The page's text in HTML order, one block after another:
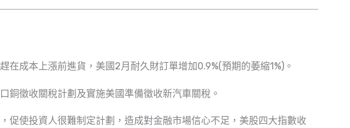
在成本上漲前進貨，美國2月耐久財訂單增加0.9%(預期的萎縮1%)。
銅徵收關稅計劃及實施美國準備徵收新汽車關稅。
促使投資人很難制定計劃，造成對金融市場信心不足，美股四大指數收